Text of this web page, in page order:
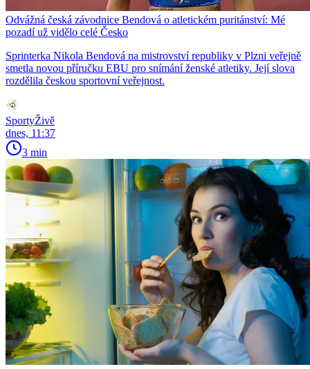
Odvážná česká závodnice Bendová o atletickém puritánství: Mé
pozadí už vidělo celé Česko
Sprinterka Nikola Bendová na mistrovství republiky v Plzni veřejně
smetla novou příručku EBU pro snímání ženské atletiky. Její slova
rozdělila českou sportovní veřejnost.
SportyŽivě
dnes, 11:37
3 min